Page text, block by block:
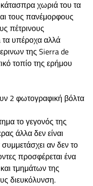
χωριά του τα
τους πανέμορφους
πέτρινους
υπέροχα αλλά
της Sierra de
τοπίο της ερήμου
2 φωτογραφική βόλτα
το γεγονός της
άλλα δεν είναι
αν δεν το
προσφέρεται ένα
τμημάτων της
διευκόλυνση.